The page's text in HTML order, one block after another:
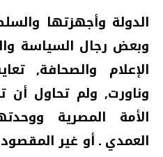
الدولة وأجهزتها
وبعض رجال السياسة
الإعلام والصحافة‏,‏
وناورت‏,‏ ولم تحاول أن
الأمة المصرية
العمدي ـ أو غير